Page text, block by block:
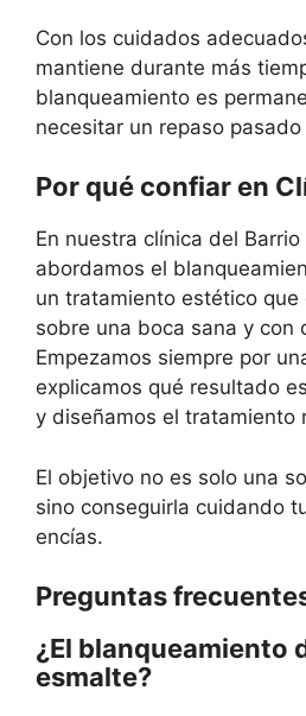
Con los cuidados
mantiene durante más
blanqueamiento es
necesitar un repaso
Por qué confiar en
En nuestra clínica del
abordamos el
un tratamiento estético que
sobre una boca sana y con
Empezamos siempre por
explicamos qué resultado
y diseñamos el tratamiento
El objetivo no es solo una
sino conseguirla cuidando
encías.
Preguntas
¿El blanqueamiento
esmalte?